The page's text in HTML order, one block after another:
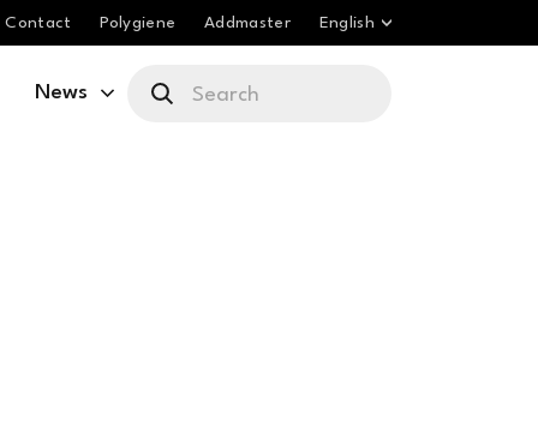
News
Contact Polygiene Addmaster English